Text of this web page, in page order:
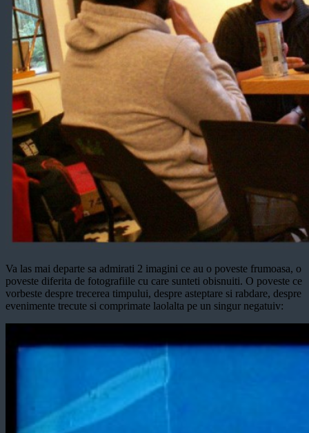
Va las mai departe sa admirati 2 imagini ce au o poveste frumoasa, o
poveste diferita de fotografiile cu care sunteti obisnuiti. O poveste ce
vorbeste despre trecerea timpului, despre asteptare si rabdare, despre
evenimente trecute si comprimate laolalta pe un singur negatuiv: